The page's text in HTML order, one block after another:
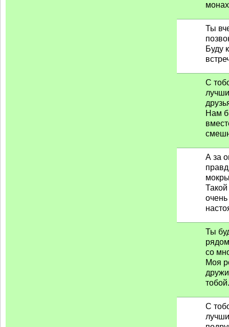
Ты
Буду
С
Нам
А за
очень
Ты
со
Моя
С